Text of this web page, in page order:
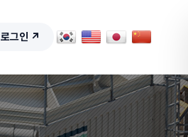
로그인 ↗